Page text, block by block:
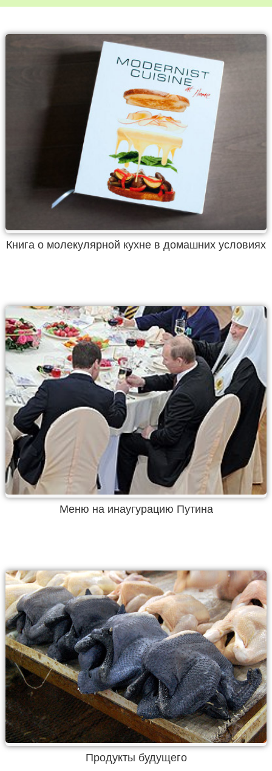
Книга о молекулярной кухне в домашних условиях
Меню на инаугурацию Путина
Продукты будущего